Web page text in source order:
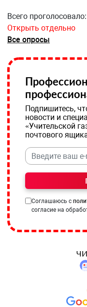
Всего
Открыть отдельно
Все опросы
Подпишитесь,
новости и
«Учительской
почтового
Соглашаюсь с
согласие на